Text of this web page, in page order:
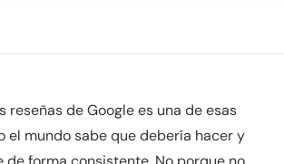
reseñas de Google es una de esas
el mundo sabe que debería hacer y